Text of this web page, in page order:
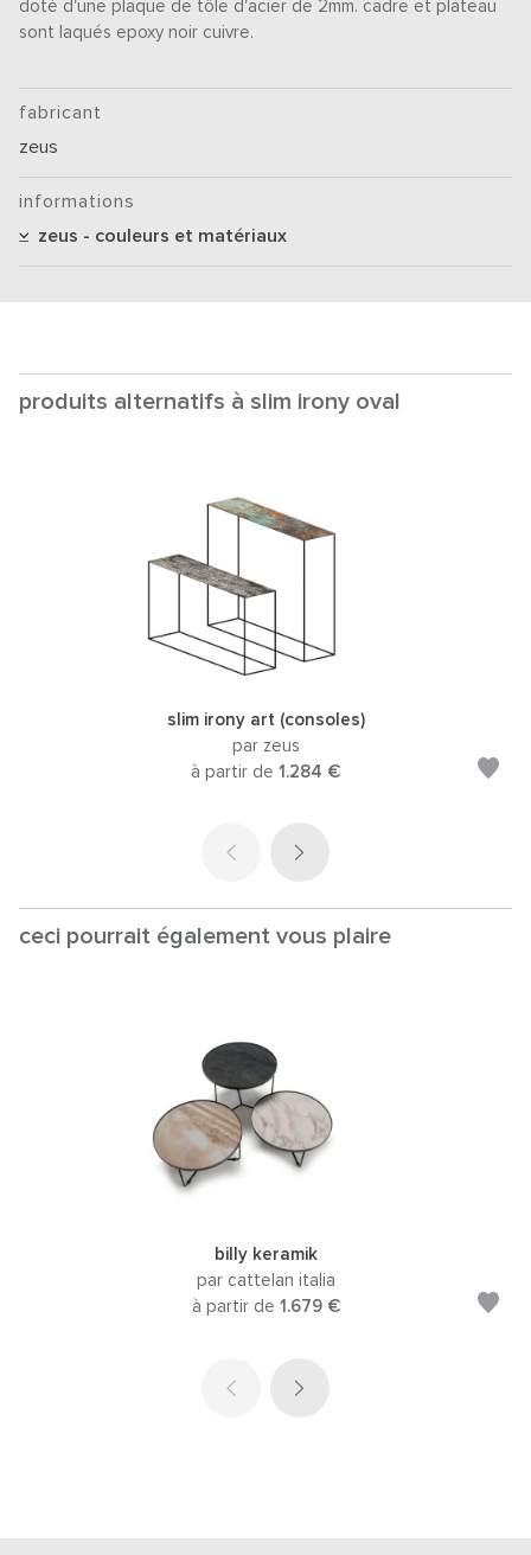
doté d'une plaque de tôle d'acier de 2mm. cadre et plateau
sont laqués epoxy noir cuivre.
fabricant
zeus
informations
zeus - couleurs et matériaux
produits alternatifs à slim irony oval
slim irony art (consoles)
par zeus
à partir de 1.284 €
ceci pourrait également vous plaire
billy keramik
par cattelan italia
à partir de 1.679 €